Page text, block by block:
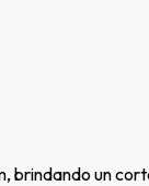
un